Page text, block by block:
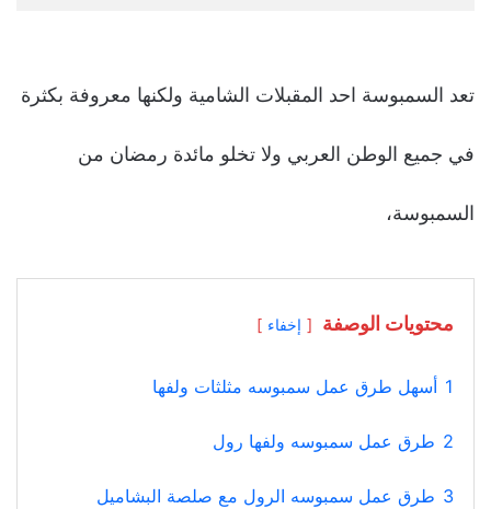
تعد السمبوسة احد المقبلات الشامية ولكنها معروفة بكثرة
في جميع الوطن العربي ولا تخلو مائدة رمضان من
السمبوسة،
محتويات الوصفة إخفاء
1 أسهل طرق عمل سمبوسه مثلثات ولفها
2 طرق عمل سمبوسه ولفها رول
3 طرق عمل سمبوسه الرول مع صلصة البشاميل